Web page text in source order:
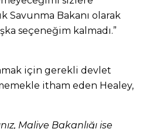
Savunma Bakanı olarak
seçeneğim kalmadı.”
için gerekli devlet
itham eden Healey,
Maliye Bakanlığı ise